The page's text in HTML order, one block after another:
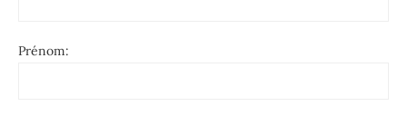
Prénom: